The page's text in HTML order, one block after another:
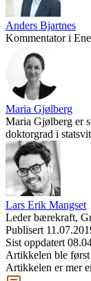
Anders Bjartnes
Kommentator i
Maria Gjølberg
Maria Gjølberg er
doktorgrad i
Lars Erik Mangset
Leder bærekraft,
Publisert
Sist oppdatert
Artikkelen ble
Artikkelen er mer